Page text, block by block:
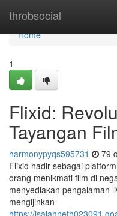
throbsocial
Home
Home
1
Flixid:
Tayangan
harmonypyqs595731 79
Flixid hadir sebagai
orang menikmati film di
menyediakan pengalaman
mengijinkan
https://